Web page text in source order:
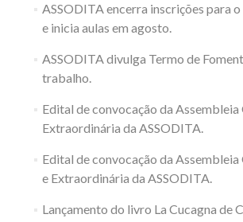
ASSODITA encerra inscrições para o
e inicia aulas em agosto.
ASSODITA divulga Termo de
trabalho.
Edital de convocação da Assembleia
Extraordinária da ASSODITA.
Edital de convocação da
e Extraordinária da ASSODITA.
Lançamento do livro La Cucagna de